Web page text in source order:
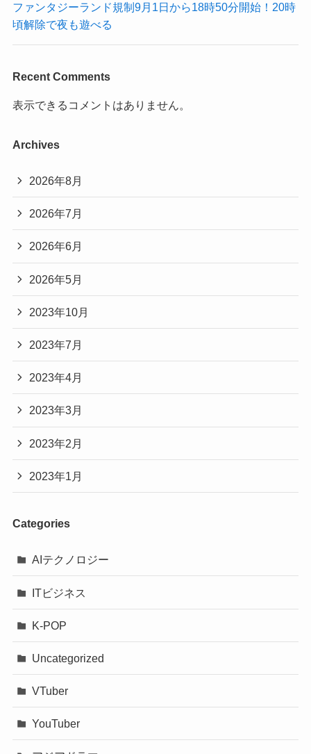
ファンタジーランド規制9月1日から18時50分開始！20時
頃解除で夜も遊べる
Recent Comments
表示できるコメントはありません。
Archives
2026年8月
2026年7月
2026年6月
2026年5月
2023年10月
2023年7月
2023年4月
2023年3月
2023年2月
2023年1月
Categories
AIテクノロジー
ITビジネス
K-POP
Uncategorized
VTuber
YouTuber